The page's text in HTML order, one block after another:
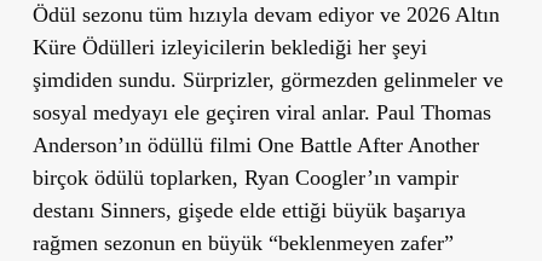
Ödül sezonu tüm hızıyla devam ediyor ve 2026 Altın
Küre Ödülleri izleyicilerin beklediği her şeyi
şimdiden sundu. Sürprizler, görmezden gelinmeler ve
sosyal medyayı ele geçiren viral anlar. Paul Thomas
Anderson’ın ödüllü filmi One Battle After Another
birçok ödülü toplarken, Ryan Coogler’ın vampir
destanı Sinners, gişede elde ettiği büyük başarıya
rağmen sezonun en büyük “beklenmeyen zafer”